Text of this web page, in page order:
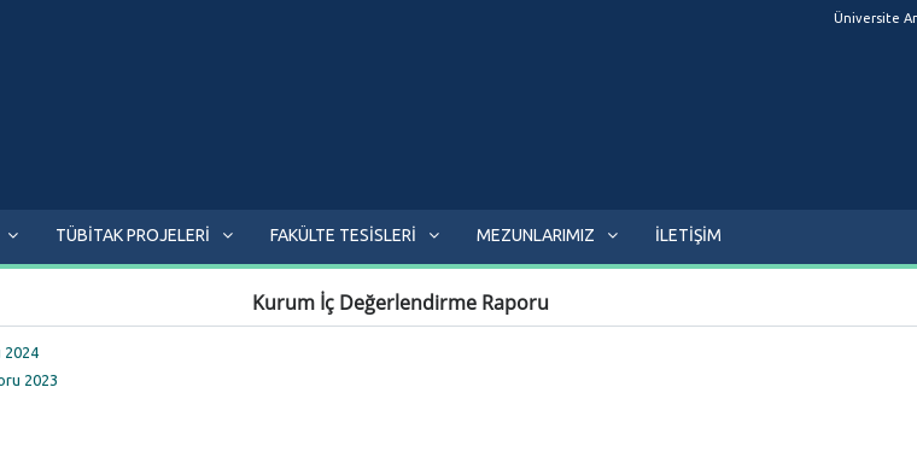
Üniversite
TÜBİTAK PROJELERİ FAKÜLTE TESİSLERİ MEZUNLARIMIZ İLETİŞİM
Kurum İç Değerlendirme Raporu
2024
2023